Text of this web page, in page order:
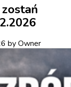
byOwner